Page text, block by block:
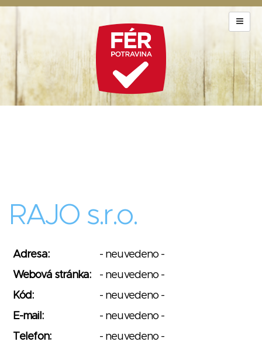
RAJO s.r.o.
Adresa:
- neuvedeno -
Webová stránka:
- neuvedeno -
Kód:
- neuvedeno -
E-mail:
- neuvedeno -
Telefon:
- neuvedeno -